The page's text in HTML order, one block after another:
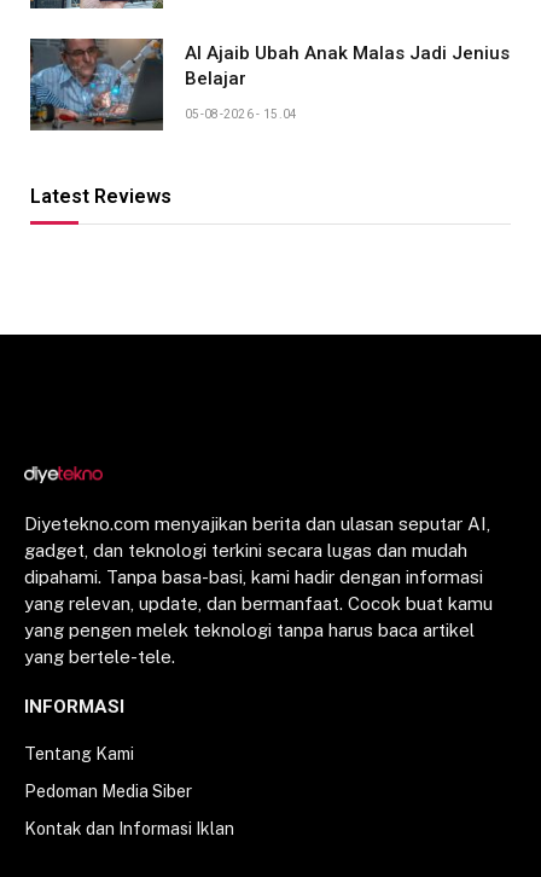
AI Ajaib Ubah Anak Malas Jadi Jenius
Belajar
05-08-2026 - 15.04
Latest Reviews
Diyetekno.com menyajikan berita dan ulasan seputar AI,
gadget, dan teknologi terkini secara lugas dan mudah
dipahami. Tanpa basa-basi, kami hadir dengan informasi
yang relevan, update, dan bermanfaat. Cocok buat kamu
yang pengen melek teknologi tanpa harus baca artikel
yang bertele-tele.
INFORMASI
Tentang Kami
Pedoman Media Siber
Kontak dan Informasi Iklan